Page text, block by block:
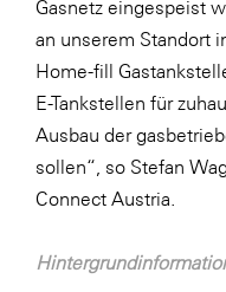
Gasnetz eingespeist
an unserem Standort
Home-fill
E-Tankstellen für
Ausbau der
sollen“, so Stefan
Connect Austria.